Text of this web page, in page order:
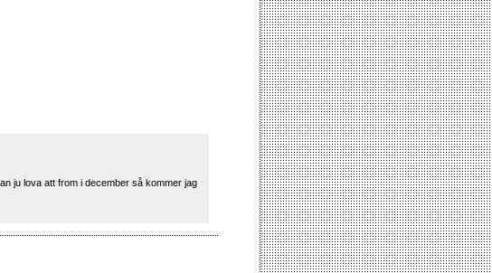
ju lova att from i december så kommer jag